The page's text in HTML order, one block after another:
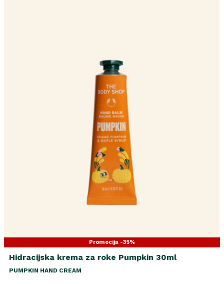
Promocija -35%
Hidracijska krema za roke Pumpkin 30ml
PUMPKIN HAND CREAM